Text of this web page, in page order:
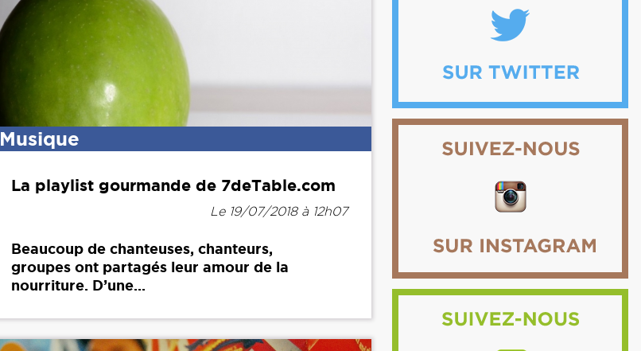
Musique
La playlist gourmande de 7deTable.com
Le 19/07/2018 à 12h07
Beaucoup de chanteuses, chanteurs,
groupes ont partagés leur amour de la
nourriture. D’une...